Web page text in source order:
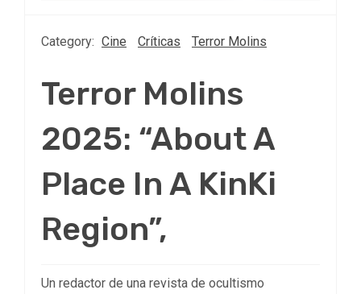
Category: Cine Críticas Terror Molins
Terror Molins
2025: “About A
Place In A KinKi
Region”,
Un redactor de una revista de ocultismo